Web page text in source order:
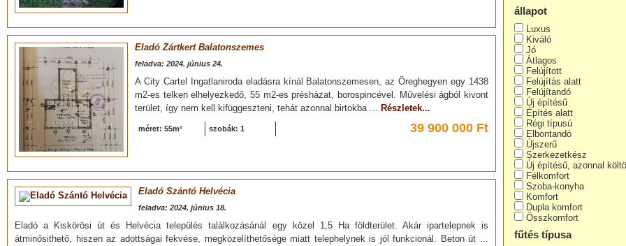
állapot
Luxus
Kiváló
Jó
Átlagos
Felújított
Felújítás alatt
Felújítandó
Új építésű
Építés alatt
Régi típusú
Elbontandó
Újszerű
Szerkezetkész
Új építésű, azonnal
Félkomfort
Szoba-konyha
Komfort
Dupla komfort
Összkomfort
fűtés típusa
Eladó Zártkert Balatonszemes
feladva: 2024. június 24.
A City Cartel Ingatlaniroda eladásra kínál Balatonszemesen, az Öreghegyen egy 1438
m2-es telken elhelyezkedő, 55 m2-es présházat, borospincével. Művelési ágból kivont
terület, így nem kell kifüggeszteni, tehát azonnal birtokba ... Részletek...
méret: 55m² szobák: 1 39 900 000 Ft
Eladó Szántó Helvécia
feladva: 2024. június 18.
Eladó a Kiskörösi út és Helvécia település találkozásánál egy közel 1,5 Ha földterület. Akár ipartelepnek is
átminősithető, hiszen az adottságai fekvése, megközelíthetősége miatt telephelynek is jól funkcionál. Beton út ...